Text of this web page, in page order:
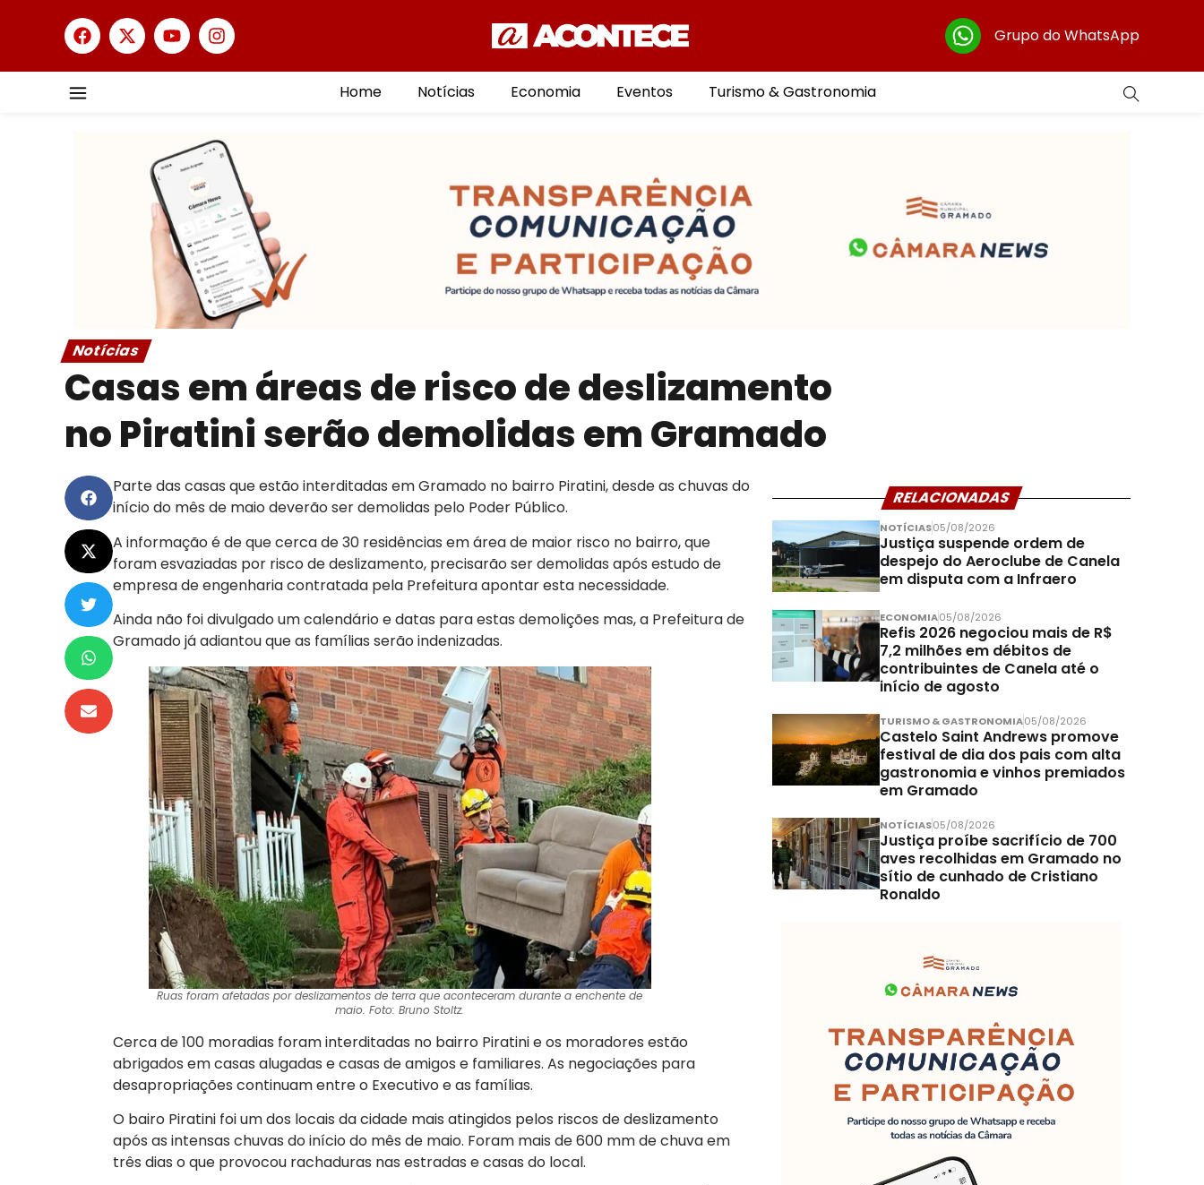
Grupo do WhatsApp
Home Notícias Economia Eventos Turismo & Gastronomia
Notícias
Casas em áreas de risco de deslizamento
no Piratini serão demolidas em Gramado
Parte das casas que estão interditadas em Gramado no bairro Piratini, desde as chuvas do
início do mês de maio deverão ser demolidas pelo Poder Público.
A informação é de que cerca de 30 residências em área de maior risco no bairro, que
foram esvaziadas por risco de deslizamento, precisarão ser demolidas após estudo de
empresa de engenharia contratada pela Prefeitura apontar esta necessidade.
Ainda não foi divulgado um calendário e datas para estas demolições mas, a Prefeitura de
Gramado já adiantou que as famílias serão indenizadas.
Ruas foram afetadas por deslizamentos de terra que aconteceram durante a enchente de
maio. Foto: Bruno Stoltz.
Cerca de 100 moradias foram interditadas no bairro Piratini e os moradores estão
abrigados em casas alugadas e casas de amigos e familiares. As negociações para
desapropriações continuam entre o Executivo e as famílias.
O bairo Piratini foi um dos locais da cidade mais atingidos pelos riscos de deslizamento
após as intensas chuvas do início do mês de maio. Foram mais de 600 mm de chuva em
três dias o que provocou rachaduras nas estradas e casas do local.
RELACIONADAS
NOTÍCIAS05/08/2026
Justiça suspende ordem de
despejo do Aeroclube de Canela
em disputa com a Infraero
ECONOMIA05/08/2026
Refis 2026 negociou mais de R$
7,2 milhões em débitos de
contribuintes de Canela até o
início de agosto
TURISMO & GASTRONOMIA05/08/2026
Castelo Saint Andrews promove
festival de dia dos pais com alta
gastronomia e vinhos premiados
em Gramado
NOTÍCIAS05/08/2026
Justiça proíbe sacrifício de 700
aves recolhidas em Gramado no
sítio de cunhado de Cristiano
Ronaldo